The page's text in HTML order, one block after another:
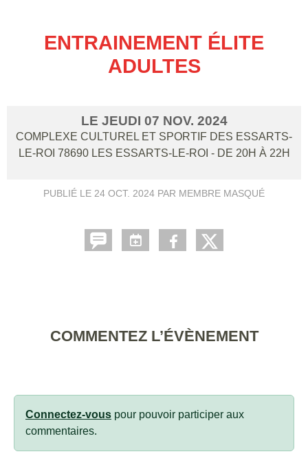
ENTRAINEMENT ÉLITE
ADULTES
LE JEUDI 07 NOV. 2024
COMPLEXE CULTUREL ET SPORTIF DES ESSARTS-
LE-ROI 78690 LES ESSARTS-LE-ROI - DE 20H À 22H
PUBLIÉ LE 24 OCT. 2024 PAR MEMBRE MASQUÉ
COMMENTEZ L’ÉVÈNEMENT
Connectez-vous pour pouvoir participer aux
commentaires.